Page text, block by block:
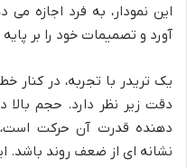
این نمودار، به فرد اجازه
آورد و تصمیمات خود را بر
یک تریدر با تجربه، در کنار
دقت زیر نظر دارد. حجم
دهنده قدرت آن حرکت
نشانه ای از ضعف روند باشد.